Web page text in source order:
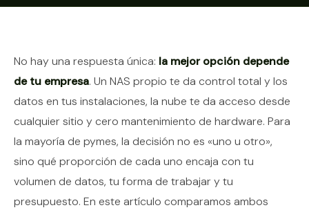
Contenido del artículo
No hay una respuesta única: la mejor opción depende
de tu empresa. Un NAS propio te da control total y los
datos en tus instalaciones, la nube te da acceso desde
cualquier sitio y cero mantenimiento de hardware. Para
la mayoría de pymes, la decisión no es «uno u otro»,
sino qué proporción de cada uno encaja con tu
volumen de datos, tu forma de trabajar y tu
presupuesto. En este artículo comparamos ambos